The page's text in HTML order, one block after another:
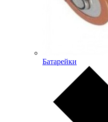
Батарейки